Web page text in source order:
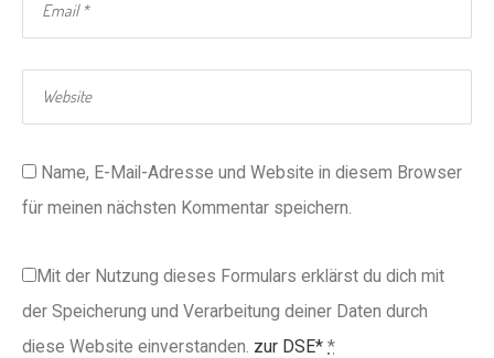
Name, E-Mail-Adresse und Website in diesem Browser
für meinen nächsten Kommentar speichern.
Mit der Nutzung dieses Formulars erklärst du dich mit
der Speicherung und Verarbeitung deiner Daten durch
diese Website einverstanden. zur DSE* *